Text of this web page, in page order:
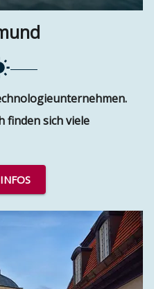
finden sich viele